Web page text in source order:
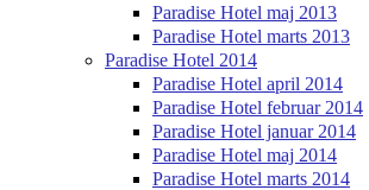
Paradise Hotel maj 2013
Paradise Hotel marts 2013
Paradise Hotel 2014
Paradise Hotel april 2014
Paradise Hotel februar 2014
Paradise Hotel januar 2014
Paradise Hotel maj 2014
Paradise Hotel marts 2014